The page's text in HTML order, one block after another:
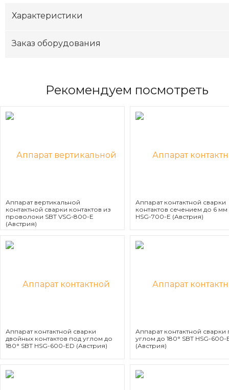
Характеристики
Заказ оборудования
Рекомендуем посмотреть
Аппарат вертикальной
контактной сварки контактов из
проволоки SBT VSG-800-E
(Австрия)
Аппарат контактной сварки
контактов сечением до 6 мм
HSG-700-E (Австрия)
Аппарат контактной сварки
двойных контактов под углом до
180° SBT HSG-600-ED (Австрия)
Аппарат контактной сварки
углом до 180° SBT HSG-600-
(Австрия)